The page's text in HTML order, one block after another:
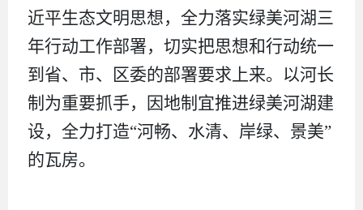
近平生态文明思想，全力落实绿美河湖三
年行动工作部署，切实把思想和行动统一
到省、市、区委的部署要求上来。以河长
制为重要抓手，因地制宜推进绿美河湖建
设，全力打造“河畅、水清、岸绿、景美”
的瓦房。